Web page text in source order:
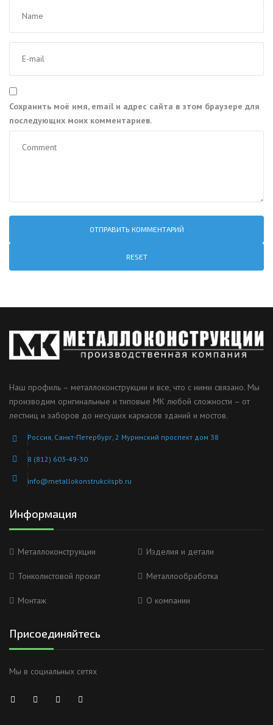
Сохранить моё имя, email и адрес сайта в этом браузере для
последующих моих комментариев.
RESET
Наш профиль – металлоконструкции и все, что с ними связано. Мы
производим оригинальные и типовые МК любой сложности – от
лестниц и заборов до несущих каркасов зданий и мостов.
Россия, Санкт-Петербург, 2 Муринский проспект дом 38
8 (812) 603-49-30
info@metallokonstrukciispb.ru
Информация
Металлоконструкции Изделия и детали
Тонколистовой прокат Металлообработка
Монтаж О компании
Присоединяйтесь
Мы в социальных сетях